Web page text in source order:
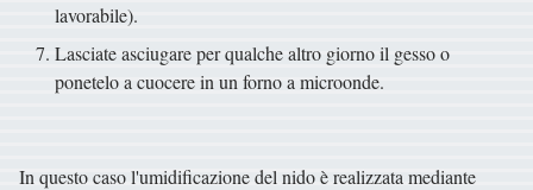
lavorabile).
Lasciate asciugare per qualche altro giorno il gesso o
ponetelo a cuocere in un forno a microonde.
In questo caso l'umidificazione del nido è realizzata mediante